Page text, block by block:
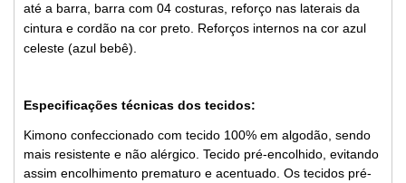
até a barra, barra com 04 costuras, reforço nas laterais da
cintura e cordão na cor preto. Reforços internos na cor azul
celeste (azul bebê).
Especificações técnicas dos tecidos:
Kimono confeccionado com tecido 100% em algodão, sendo
mais resistente e não alérgico. Tecido pré-encolhido, evitando
assim encolhimento prematuro e acentuado. Os tecidos pré-